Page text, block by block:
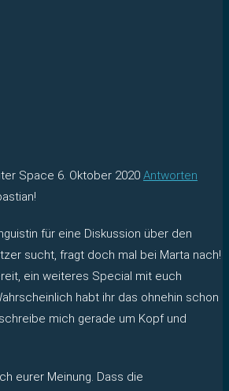
Space 6. Oktober 2020 Antworten
für eine Diskussion über den
sucht, fragt doch mal bei Marta nach!
ein weiteres Special mit euch
habt ihr das ohnehin schon
mich gerade um Kopf und
eurer Meinung. Dass die